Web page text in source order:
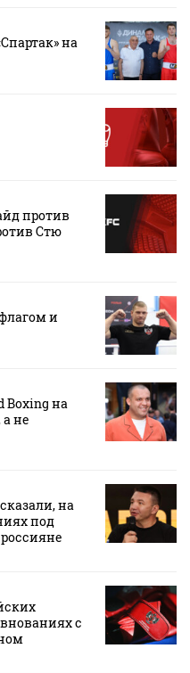
на
против
Стю
и
Boxing на
не
на
под
с